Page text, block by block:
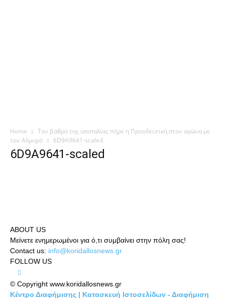
Home
Τον βαθμό της ισοπαλίας πήρε η Προοδευτική στον αγώνα με
τον Αλμυρό
6D9A9641-scaled
6D9A9641-scaled
ABOUT US
Μείνετε ενημερωμένοι για ό,τι συμβαίνει στην πόλη σας!
Contact us: info@koridallosnews.gr
FOLLOW US
© Copyright www.koridallosnews.gr
Κέντρο Διαφήμισης | Κατασκευή Ιστοσελίδων - Διαφήμιση